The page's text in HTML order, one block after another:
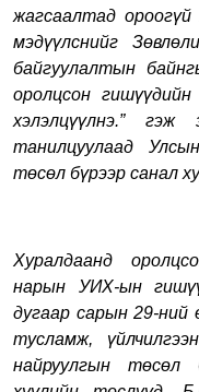
жагсаалтад
мэдүүлснийг
байгуулалтын
оролцсон
хэлэлцүүлнэ.” гэж
танилцуулаад
төсөл бүрээр санал
Хуралдаанд
нарын УИХ-ын
дугаар сарын 29-ний
тусламж,
найруулгын төсөл